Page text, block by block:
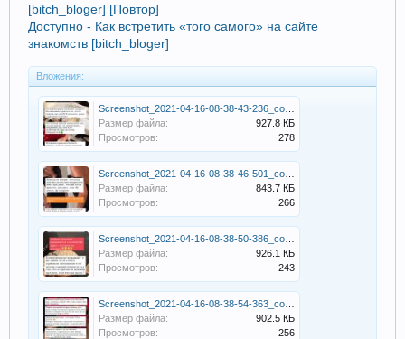
[bitch_bloger] [Повтор]
Доступно - Как встретить «того самого» на сайте
знакомств [bitch_bloger]
Вложения:
Размер файла:
927.8 КБ
Просмотров:
278
Размер файла:
843.7 КБ
Просмотров:
266
Размер файла:
926.1 КБ
Просмотров:
243
Размер файла:
902.5 КБ
Просмотров:
256